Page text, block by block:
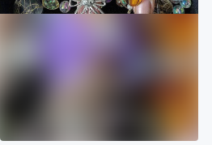
まちづくり・地域活性化
CAMPFIRE for Social Good